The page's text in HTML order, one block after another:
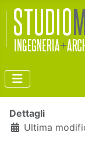
Dettagli
Ultima